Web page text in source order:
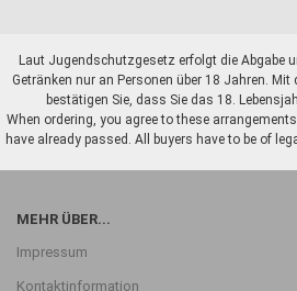
Laut Jugendschutzgesetz erfolgt die Abgabe
Getränken nur an Personen über 18 Jahren.
bestätigen Sie, dass Sie das 18.
When ordering, you agree to these
have already passed. All buyers have to be of
MEHR ÜBER...
Impressum
Kontaktinformation